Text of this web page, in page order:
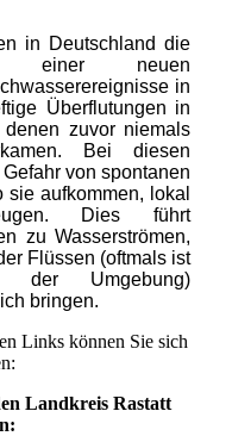
in Deutschland die
einer neuen
in
Überflutungen in
zuvor niemals
Bei diesen
von spontanen
aufkommen, lokal
Dies führt
zu Wasserströmen,
Flüssen (oftmals ist
Umgebung)
bringen.
Links können Sie sich
Landkreis Rastatt